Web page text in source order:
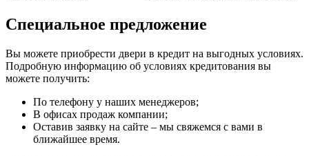
Специальное предложение
Вы можете приобрести двери в кредит на выгодных условиях.
Подробную информацию об условиях кредитования вы
можете получить:
По телефону у наших менеджеров;
В офисах продаж компании;
Оставив заявку на сайте – мы свяжемся с вами в
ближайшее время.